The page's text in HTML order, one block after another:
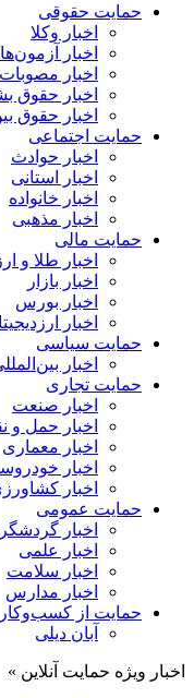
حمایت حقوقی
اخبار وکلا
اخبار
اخبار مصوبات
اخبار حقوق
اخبار حقوق
حمایت اجتماعی
اخبار حوادث
اخبار استانی
اخبار خانواده
اخبار مذهبی
حمایت مالی
اخبار طلا و ارز
اخبار بازار
اخبار بورس
اخبار
حمایت سیاسی
اخبار
حمایت تجاری
اخبار صنعت
اخبار حمل و
اخبار معماری
اخبار
اخبار
حمایت عمومی
اخبار
اخبار علمی
اخبار سلامت
اخبار مدارس
حمایت از کسب‌وکار
آبان دیلی
اخبار ویژه حمایت آنلاین »